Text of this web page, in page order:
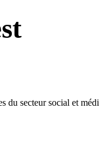
du secteur social et